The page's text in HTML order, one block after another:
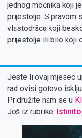
jednog moćnika koji
prijestolje. S pravom
vlastodršca koji
prijestolje ili bilo koji
Jeste li ovaj mjesec
rad ovisi gotovo
Pridružite nam se u
Još iz rubrike: